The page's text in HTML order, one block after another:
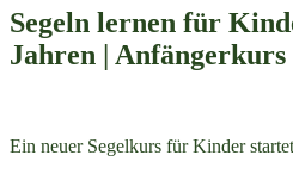
Segeln lernen für
Jahren | Anfängerkurs
Ein neuer Segelkurs für Kinder